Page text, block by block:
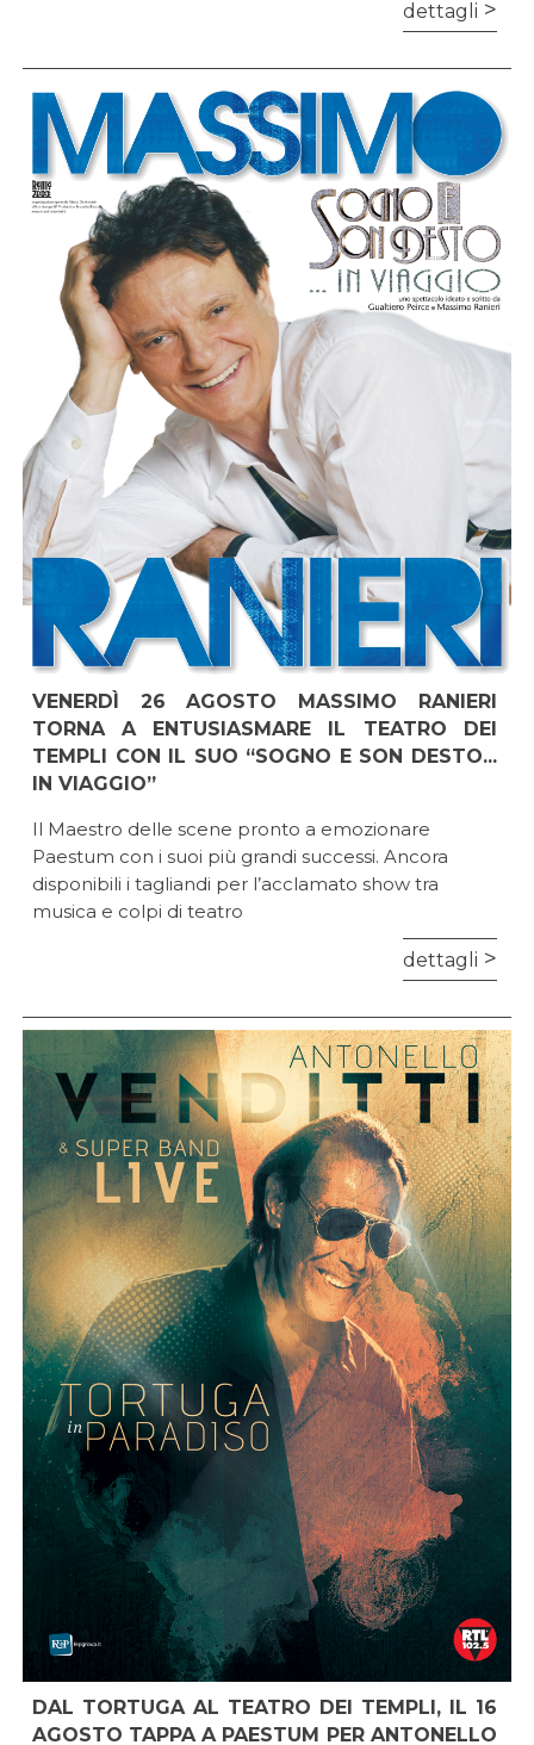
dettagli
VENERDÌ 26 AGOSTO MASSIMO RANIERI
TORNA A ENTUSIASMARE IL TEATRO DEI
TEMPLI CON IL SUO “SOGNO E SON DESTO...
IN VIAGGIO”
Il Maestro delle scene pronto a emozionare
Paestum con i suoi più grandi successi. Ancora
disponibili i tagliandi per l’acclamato show tra
musica e colpi di teatro
dettagli
DAL TORTUGA AL TEATRO DEI TEMPLI, IL 16
AGOSTO TAPPA A PAESTUM PER ANTONELLO